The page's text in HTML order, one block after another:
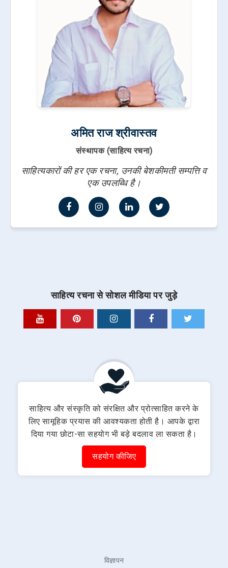
अमित राज श्रीवास्तव
संस्थापक (साहित्य रचना)
साहित्यकारों की हर एक रचना, उनकी बेशकीमती सम्पत्ति व
एक उपलब्धि है।
साहित्य रचना से सोशल मीडिया पर जुड़े
साहित्य और संस्कृति को संरक्षित और प्रोत्साहित करने के
लिए सामूहिक प्रयास की आवश्यकता होती है। आपके द्वारा
दिया गया छोटा-सा सहयोग भी बड़े बदलाव ला सकता है।
सहयोग कीजिए
विज्ञापन